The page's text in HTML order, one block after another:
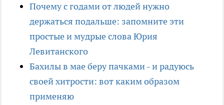
Почему с годами от людей нужно
держаться подальше: запомните эти
простые и мудрые слова Юрия
Левитанского
Бахилы в мае беру пачками - и радуюсь
своей хитрости: вот каким образом
применяю